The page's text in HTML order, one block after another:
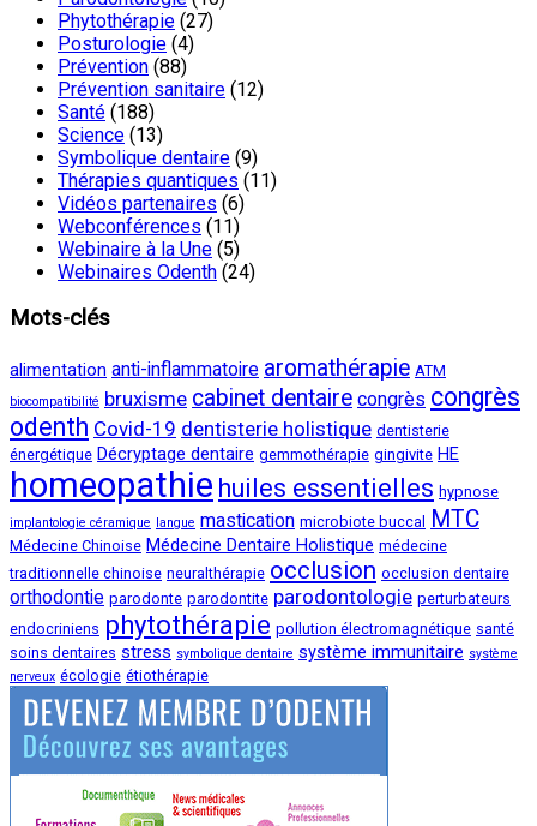
Phytothérapie (27)
Posturologie (4)
Prévention (88)
Prévention sanitaire (12)
Santé (188)
Science (13)
Symbolique dentaire (9)
Thérapies quantiques (11)
Vidéos partenaires (6)
Webconférences (11)
Webinaire à la Une (5)
Webinaires Odenth (24)
Mots-clés
alimentation anti-inflammatoire aromathérapie ATM
biocompatibilité bruxisme cabinet dentaire congrès congrès
odenth Covid-19 dentisterie holistique dentisterie
énergétique Décryptage dentaire gemmothérapie gingivite HE
homeopathie huiles essentielles hypnose
implantologie céramique langue mastication microbiote buccal MTC
Médecine Chinoise Médecine Dentaire Holistique médecine
traditionnelle chinoise neuralthérapie occlusion occlusion dentaire
orthodontie parodonte parodontite parodontologie perturbateurs
endocriniens phytothérapie pollution électromagnétique santé
soins dentaires stress symbolique dentaire système immunitaire système
nerveux écologie étiothérapie